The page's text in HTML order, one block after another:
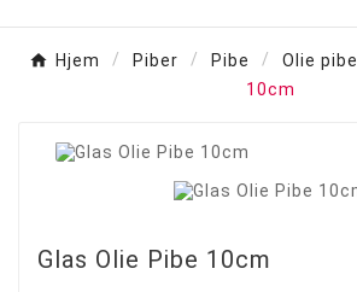
Hjem Piber Pibe Olie pibe
10cm
Glas Olie Pibe 10cm